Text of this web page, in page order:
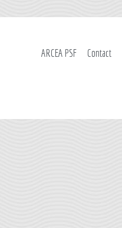
ARCEA PSF Contact